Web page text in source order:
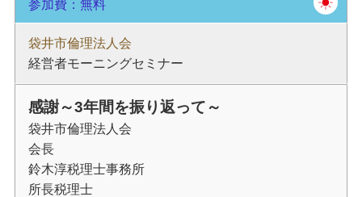
参加費：無料
袋井市倫理法人会
経営者モーニングセミナー
感謝～3年間を振り返って～
袋井市倫理法人会
会長
鈴木淳税理士事務所
所長税理士